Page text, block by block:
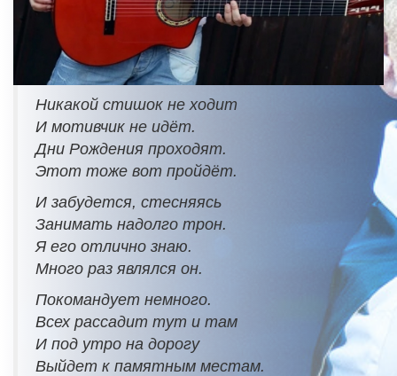
Никакой стишок не ходит
И мотивчик не идёт.
Дни Рождения проходят.
Этот тоже вот пройдёт.
И забудется, стесняясь
Занимать надолго трон.
Я его отлично знаю.
Много раз являлся он.
Покомандует немного.
Всех рассадит тут и там
И под утро на дорогу
Выйдет к памятным местам.